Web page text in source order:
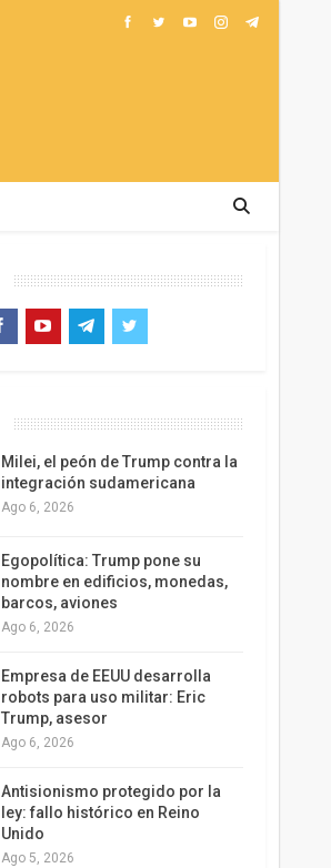
Milei, el peón de Trump contra la
integración sudamericana
Ago 6, 2026
Egopolítica: Trump pone su
nombre en edificios, monedas,
barcos, aviones
Ago 6, 2026
Empresa de EEUU desarrolla
robots para uso militar: Eric
Trump, asesor
Ago 6, 2026
Antisionismo protegido por la
ley: fallo histórico en Reino
Unido
Ago 5, 2026